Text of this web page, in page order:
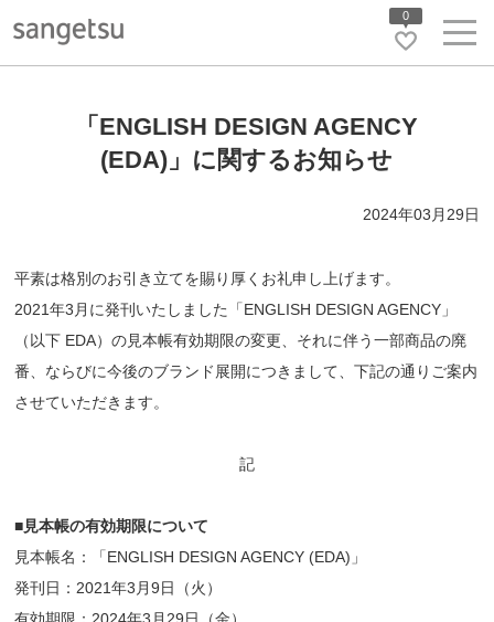
0
「ENGLISH DESIGN AGENCY
(EDA)」に関するお知らせ
2024年03月29日
平素は格別のお引き立てを賜り厚くお礼申し上げます。
2021年3月に発刊いたしました「ENGLISH DESIGN AGENCY」
（以下 EDA）の見本帳有効期限の変更、それに伴う一部商品の廃
番、ならびに今後のブランド展開につきまして、下記の通りご案内
させていただきます。
記
■見本帳の有効期限について
見本帳名：「ENGLISH DESIGN AGENCY (EDA)」
発刊日：2021年3月9日（火）